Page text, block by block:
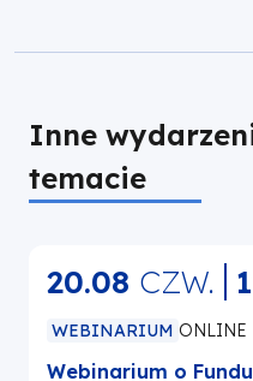
Inne
temacie
20.08 CZW.
WEBINARIUM ONLINE
Webinarium o